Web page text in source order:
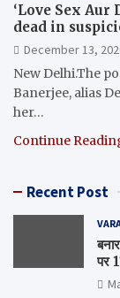
‘Love Sex Aur
dead in
December 13,
New Delhi.The
Banerjee, alias
her…
Continue
Recent Post
पर